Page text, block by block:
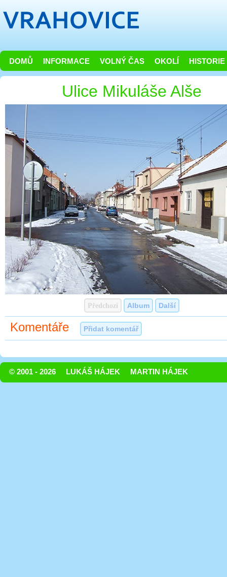
DOMŮ INFORMACE VOLNÝ ČAS OKOLÍ HISTORIE
Ulice Mikuláše Alše
Předchozí Album Další
Komentáře Přidat komentář
© 2001 - 2026 LUKÁŠ HÁJEK MARTIN HÁJEK